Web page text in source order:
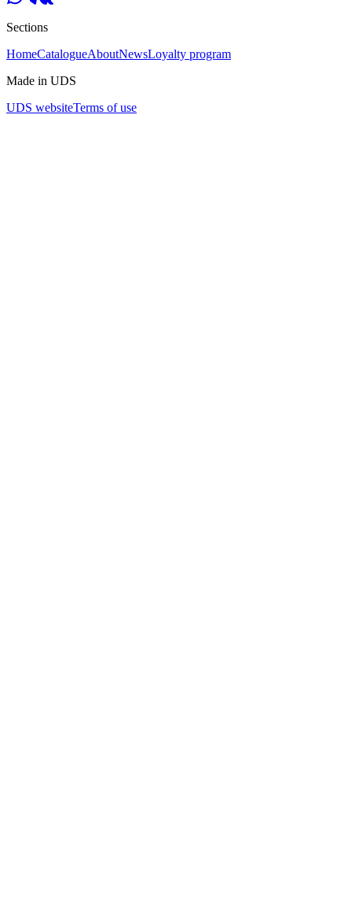
Sections
HomeCatalogueAboutNewsLoyalty program
Made in UDS
UDS websiteTerms of use